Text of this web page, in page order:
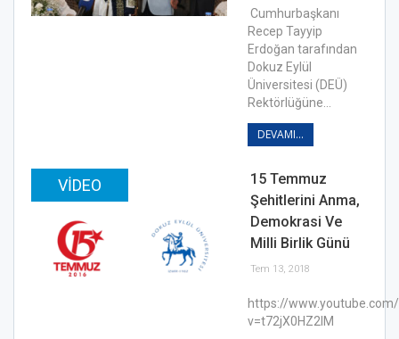
Cumhurbaşkanı
Recep Tayyip
Erdoğan tarafından
Dokuz Eylül
Üniversitesi (DEÜ)
Rektörlüğüne…
DEVAMI...
VIDEO
15 Temmuz
Şehitlerini Anma,
Demokrasi Ve
Milli Birlik Günü
Tem 13, 2018
https://
v=t72jX0HZ2lM